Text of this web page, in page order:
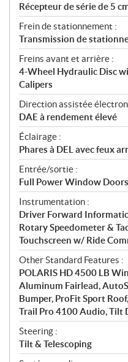
Récepteur de série de 5
Frein de stationnement :
Transmission de
Freins avant et arrière :
4-Wheel Hydraulic Disc
Calipers
Direction assistée
DAE à rendement élevé
Éclairage :
Phares à DEL avec feux
Entrée/sortie :
Full Power Window
Instrumentation :
Driver Forward
Rotary Speedometer &
Touchscreen w/ Ride
Other Standard Features :
POLARIS HD 4500 LB
Aluminum Fairlead,
Bumper, ProFit Sport
Trail Pro 4100 Audio, Tilt
Steering :
Tilt & Telescoping